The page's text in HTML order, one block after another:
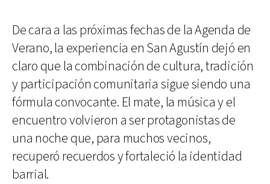
De cara a las próximas fechas de la Agenda de
Verano, la experiencia en San Agustín dejó en
claro que la combinación de cultura, tradición
y participación comunitaria sigue siendo una
fórmula convocante. El mate, la música y el
encuentro volvieron a ser protagonistas de
una noche que, para muchos vecinos,
recuperó recuerdos y fortaleció la identidad
barrial.